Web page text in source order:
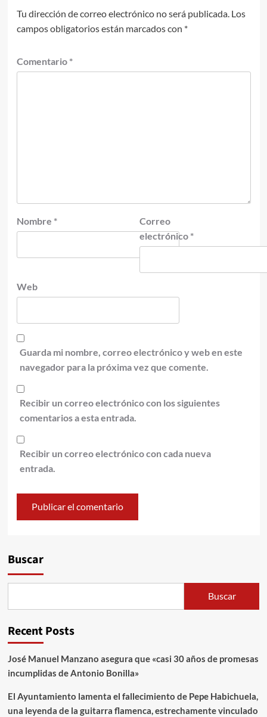
Tu dirección de correo electrónico no será publicada. Los
campos obligatorios están marcados con *
Comentario *
Nombre *
Correo
electrónico *
Web
Guarda mi nombre, correo electrónico y web en este
navegador para la próxima vez que comente.
Recibir un correo electrónico con los siguientes
comentarios a esta entrada.
Recibir un correo electrónico con cada nueva
entrada.
Buscar
Buscar
Recent Posts
José Manuel Manzano asegura que «casi 30 años de promesas
incumplidas de Antonio Bonilla»
El Ayuntamiento lamenta el fallecimiento de Pepe Habichuela,
una leyenda de la guitarra flamenca, estrechamente vinculado